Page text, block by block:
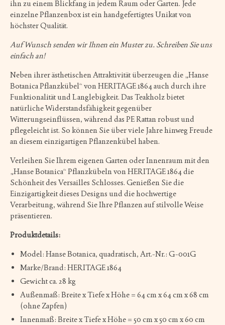
ihn zu einem Blickfang in jedem Raum oder Garten. Jede
einzelne Pflanzenbox ist ein handgefertigtes Unikat von
höchster Qualität.
Auf Wunsch senden wir Ihnen ein Muster zu. Schreiben Sie uns
einfach an!
Neben ihrer ästhetischen Attraktivität überzeugen die „Hanse
Botanica Pflanzkübel“ von HERITAGE 1864 auch durch ihre
Funktionalität und Langlebigkeit. Das Teakholz bietet
natürliche Widerstandsfähigkeit gegenüber
Witterungseinflüssen, während das PE Rattan robust und
pflegeleicht ist. So können Sie über viele Jahre hinweg Freude
an diesem einzigartigen Pflanzenkübel haben.
Verleihen Sie Ihrem eigenen Garten oder Innenraum mit den
„Hanse Botanica“ Pflanzkübeln von HERITAGE 1864 die
Schönheit des Versailles Schlosses. Genießen Sie die
Einzigartigkeit dieses Designs und die hochwertige
Verarbeitung, während Sie Ihre Pflanzen auf stilvolle Weise
präsentieren.
Produktdetails:
Model: Hanse Botanica, quadratisch, Art.-Nr.: G-001G
Marke/Brand: HERITAGE 1864
Gewicht ca. 28 kg
Außenmaß: Breite x Tiefe x Höhe = 64 cm x 64 cm x 68 cm
(ohne Zapfen)
Innenmaß: Breite x Tiefe x Höhe = 50 cm x 50 cm x 60 cm